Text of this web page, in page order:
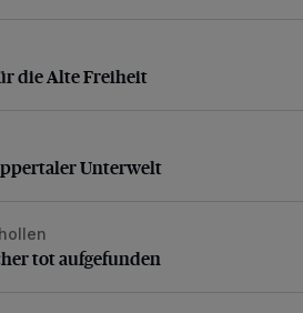
Alte Freiheit
die Alte Freiheit
Unterwelt
Unterwelt
tot aufgefunden
tot aufgefunden